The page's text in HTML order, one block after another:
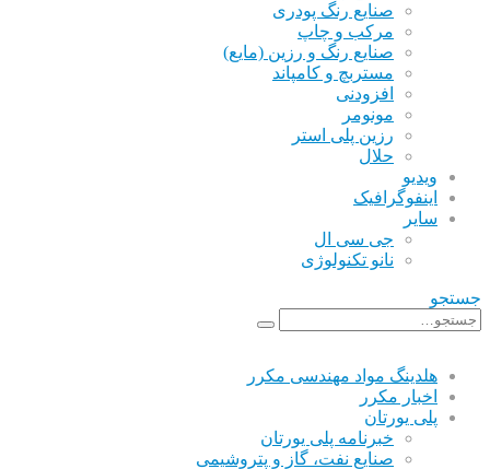
صنایع رنگ پودری
مرکب و چاپ
صنایع رنگ و رزین (مایع)
مستربچ و کامپاند
افزودنی
مونومر
رزین پلی استر
حلال
ویدیو
اینفوگرافیک
سایر
جی سی ال
نانو تکنولوژی
جستجو
هلدینگ مواد مهندسی مکرر
اخبار مکرر
پلی یورتان
خبرنامه پلی یورتان
صنایع نفت، گاز و پتروشیمی